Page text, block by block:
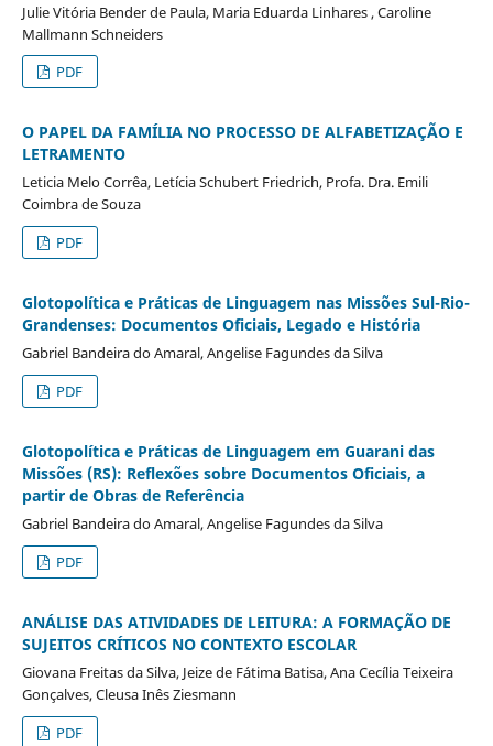
Julie Vitória Bender de Paula, Maria Eduarda Linhares , Caroline
Mallmann Schneiders
PDF
O PAPEL DA FAMÍLIA NO PROCESSO DE ALFABETIZAÇÃO E
LETRAMENTO
Leticia Melo Corrêa, Letícia Schubert Friedrich, Profa. Dra. Emili
Coimbra de Souza
PDF
Glotopolítica e Práticas de Linguagem nas Missões Sul-Rio-
Grandenses: Documentos Oficiais, Legado e História
Gabriel Bandeira do Amaral, Angelise Fagundes da Silva
PDF
Glotopolítica e Práticas de Linguagem em Guarani das
Missões (RS): Reflexões sobre Documentos Oficiais, a
partir de Obras de Referência
Gabriel Bandeira do Amaral, Angelise Fagundes da Silva
PDF
ANÁLISE DAS ATIVIDADES DE LEITURA: A FORMAÇÃO DE
SUJEITOS CRÍTICOS NO CONTEXTO ESCOLAR
Giovana Freitas da Silva, Jeize de Fátima Batisa, Ana Cecília Teixeira
Gonçalves, Cleusa Inês Ziesmann
PDF